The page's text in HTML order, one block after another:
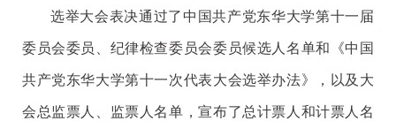
选举大会表决通过了中国共产党东华大学第十一届
委员会委员、纪律检查委员会委员候选人名单和《中国
共产党东华大学第十一次代表大会选举办法》，以及大
会总监票人、监票人名单，宣布了总计票人和计票人名